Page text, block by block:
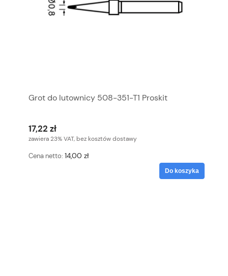
Grot do lutownicy 508-351-T1 Proskit
17,22 zł
zawiera 23% VAT, bez kosztów dostawy
Cena netto: 14,00 zł
Do koszyka